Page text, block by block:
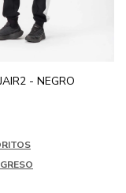
- NEGRO